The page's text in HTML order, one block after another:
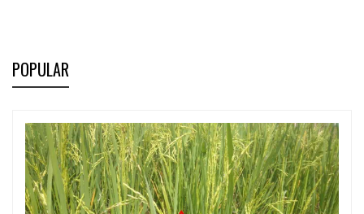
POPULAR